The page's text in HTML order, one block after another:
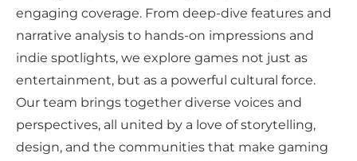
engaging coverage. From deep-dive features and
narrative analysis to hands-on impressions and
indie spotlights, we explore games not just as
entertainment, but as a powerful cultural force.
Our team brings together diverse voices and
perspectives, all united by a love of storytelling,
design, and the communities that make gaming